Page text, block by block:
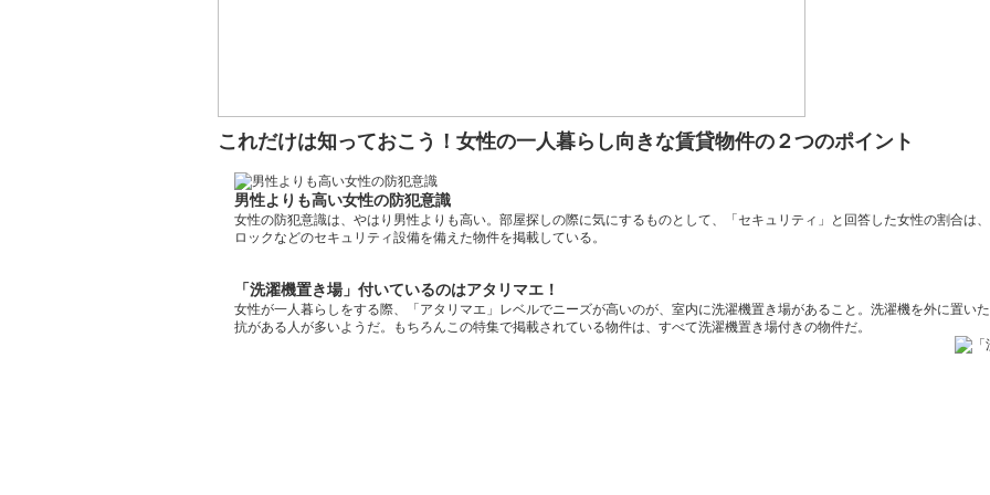
これだけは知っておこう！女性の一人暮らし向きな賃貸物件の２つのポイント
男性よりも高い女性の防犯意識
女性の防犯意識は、やはり男性よりも高い。部屋探しの際に気にするものとして、「セキュリティ」と回答した女性の割合は
ロックなどのセキュリティ設備を備えた物件を掲載している。
「洗濯機置き場」付いているのはアタリマエ！
女性が一人暮らしをする際、「アタリマエ」レベルでニーズが高いのが、室内に洗濯機置き場があること。洗濯機を外に置い
抗がある人が多いようだ。もちろんこの特集で掲載されている物件は、すべて洗濯機置き場付きの物件だ。